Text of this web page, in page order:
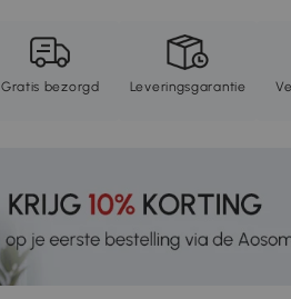
Gratis bezorgd Leveringsgarantie